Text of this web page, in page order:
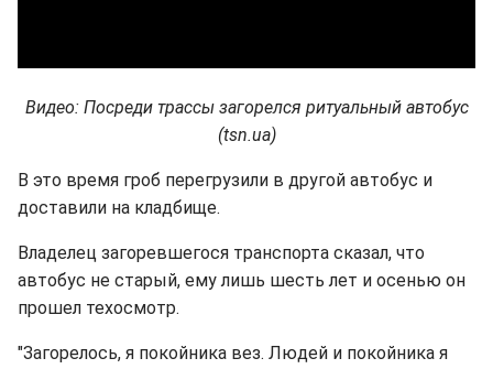
Видео: Посреди трассы загорелся ритуальный автобус
(tsn.ua)
В это время гроб перегрузили в другой автобус и
доставили на кладбище.
Владелец загоревшегося транспорта сказал, что
автобус не старый, ему лишь шесть лет и осенью он
прошел техосмотр.
"Загорелось, я покойника вез. Людей и покойника я